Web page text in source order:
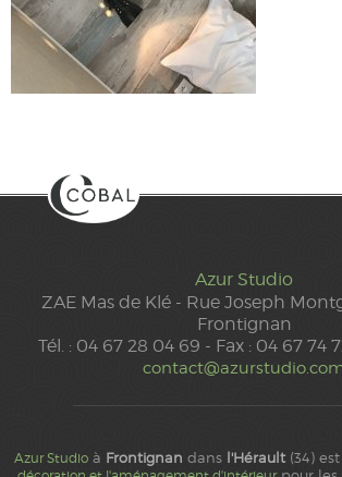
Azur Studio
ZAE Mas de Klé - Rue Joseph
Frontignan
Tél. : 04 67 28 04 69 - Fax : 04 67 74
Azur Studioà Frontignan dans l'Hérault(34)